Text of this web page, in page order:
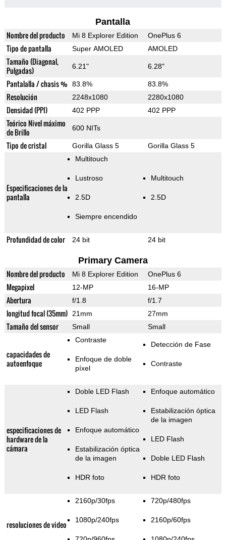
Pantalla
Nombre del producto Mi 8 Explorer Edition OnePlus 6
Tipo de pantalla Super AMOLED AMOLED
Tamaño (Diagonal,
Pulgadas)
6.21" 6.28"
Pantalalla / chasis % 83.8% 83.8%
Resolución 2248x1080 2280x1080
Densidad (PPI) 402 PPP 402 PPP
Teórico Nivel máximo
de Brillo
600 NITs
Tipo de cristal Gorilla Glass 5 Gorilla Glass 5
Especificaciones de la
pantalla
Multitouch
Lustroso
2.5D
Siempre encendido
Multitouch
2.5D
Profundidad de color 24 bit 24 bit
Primary Camera
Nombre del producto Mi 8 Explorer Edition OnePlus 6
Megapixel 12-MP 16-MP
Abertura f/1.8 f/1.7
longitud focal (35mm) 21mm 27mm
Tamaño del sensor Small Small
capacidades de
autoenfoque
Contraste
Enfoque de doble
píxel
Detección de Fase
Contraste
especificaciones de
hardware de la
cámara
Doble LED Flash
LED Flash
Enfoque automático
Estabilización óptica
de la imagen
HDR foto
Enfoque automático
Estabilización óptica
de la imagen
LED Flash
Doble LED Flash
HDR foto
resoluciones de video
2160p/30fps
1080p/240fps
720p/480fps
2160p/60fps